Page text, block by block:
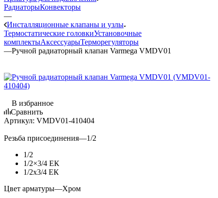
РадиаторыКонвекторы
—
Инсталляционные клапаны и узлы
Термостатические головкиУстановочные
комплектыАксессуарыТерморегуляторы
—Ручной радиаторный клапан Varmega VMDV01
В избранное
Сравнить
Артикул: VMDV01-410404
Резьба присоединения—1/2
1/2
1/2×3/4 ЕК
1/2х3/4 ЕК
Цвет арматуры—Хром